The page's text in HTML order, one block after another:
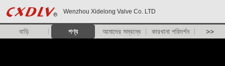
Wenzhou Xidelong Valve Co. LTD
বাড়ি পণ্য আমাদের সম্বন্ধে কারখানা পরিদর্শন >>